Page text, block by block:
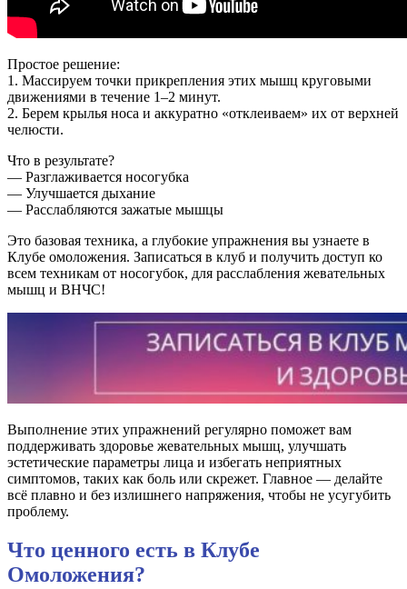
Простое решение:
1. Массируем точки прикрепления этих мышц круговыми
движениями в течение 1–2 минут.
2. Берем крылья носа и аккуратно «отклеиваем» их от верхней
челюсти.
Что в результате?
— Разглаживается носогубка
— Улучшается дыхание
— Расслабляются зажатые мышцы
Это базовая техника, а глубокие упражнения вы узнаете в
Клубе омоложения. Записаться в клуб и получить доступ ко
всем техникам от носогубок, для расслабления жевательных
мышц и ВНЧС!
Выполнение этих упражнений регулярно поможет вам
поддерживать здоровье жевательных мышц, улучшать
эстетические параметры лица и избегать неприятных
симптомов, таких как боль или скрежет. Главное — делайте
всё плавно и без излишнего напряжения, чтобы не усугубить
проблему.
Что ценного есть в Клубе
Омоложения?